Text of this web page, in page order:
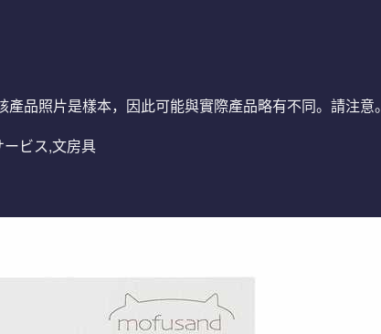
品照片是樣本，因此可能與實際產品略有不同。請注意。
ビス,文房具